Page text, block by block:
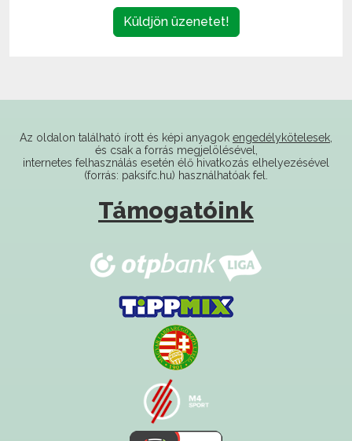
internetes felhasználás esetén élő hivatkozás elhelyezésével
(forrás: paksifc.hu) használhatóak fel.
Támogatóink